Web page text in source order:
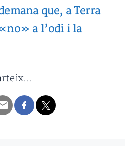
que, a Terra
a l’odi i la